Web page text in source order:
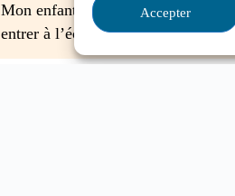
Accepter
Mon enfant a des besoins
entrer à l’école, que faire?